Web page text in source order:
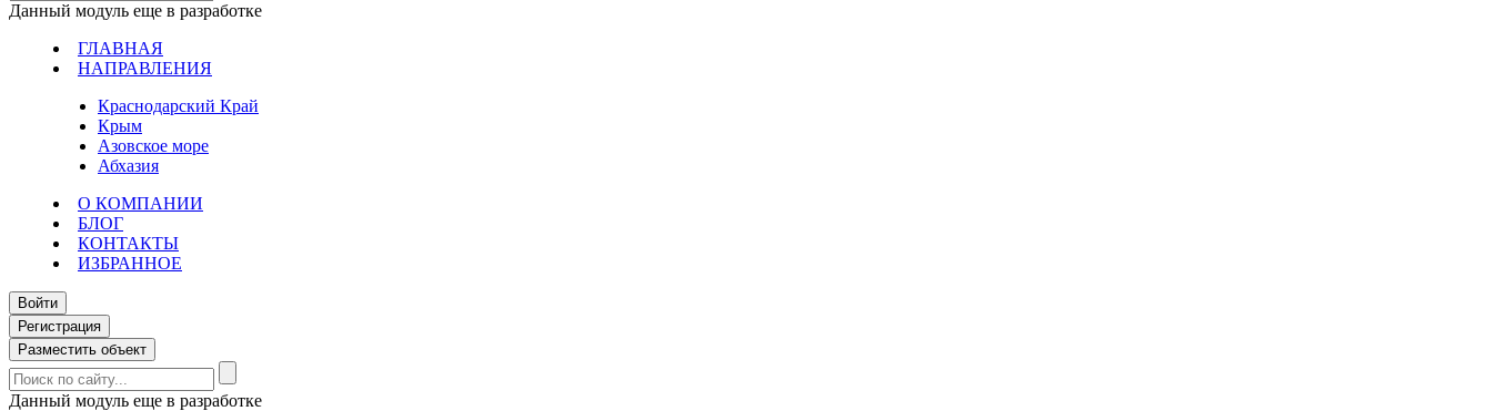
Данный модуль еще в разработке
ГЛАВНАЯ
НАПРАВЛЕНИЯ
Краснодарский Край
Крым
Азовское море
Абхазия
О КОМПАНИИ
БЛОГ
КОНТАКТЫ
ИЗБРАННОЕ
Войти
Регистрация
Разместить объект
Данный модуль еще в разработке